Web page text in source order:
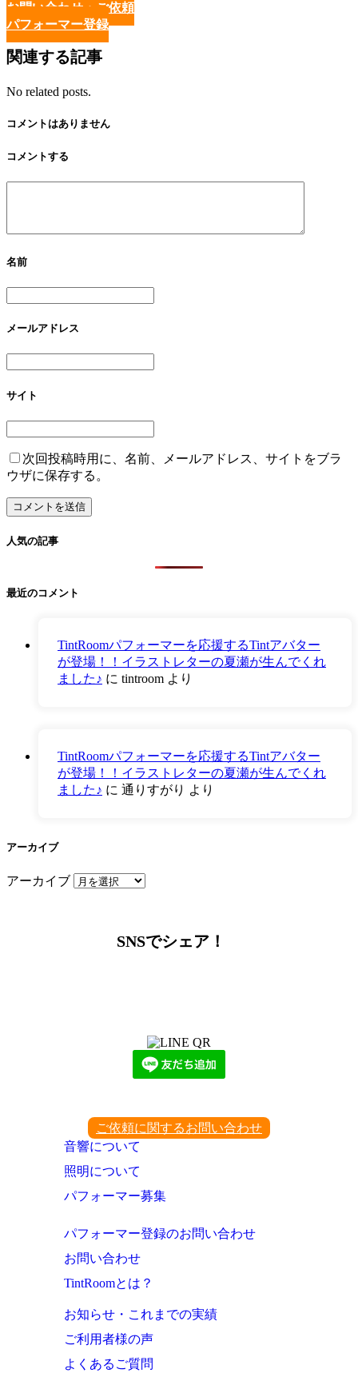
お問い合わせ・ご依頼
パフォーマー登録
関連する記事
No related posts.
コメントはありません
コメントする
名前
メールアドレス
サイト
次回投稿時用に、名前、メールアドレス、サイトをブラ
ウザに保存する。
人気の記事
最近のコメント
TintRoomパフォーマーを応援するTintアバター
が登場！！イラストレターの夏瀬が生んでくれ
ました♪ に tintroom より
TintRoomパフォーマーを応援するTintアバター
が登場！！イラストレターの夏瀬が生んでくれ
ました♪ に 通りすがり より
アーカイブ
アーカイブ
SNSでシェア！
ご依頼に関するお問い合わせ
音響について
照明について
パフォーマー募集
パフォーマー登録のお問い合わせ
お問い合わせ
TintRoomとは？
お知らせ・これまでの実績
ご利用者様の声
よくあるご質問